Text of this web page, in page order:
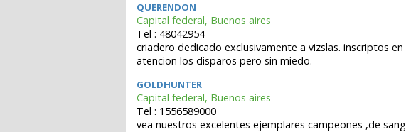
QUERENDON
Capital federal, Buenos aires
Tel : 48042954
criadero dedicado exclusivamente a vizslas. inscriptos
atencion los disparos pero sin miedo.
GOLDHUNTER
Capital federal, Buenos aires
Tel : 1556589000
vea nuestros excelentes ejemplares campeones ,de